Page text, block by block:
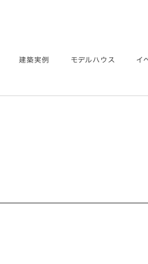
建築実例 モデルハウス イ